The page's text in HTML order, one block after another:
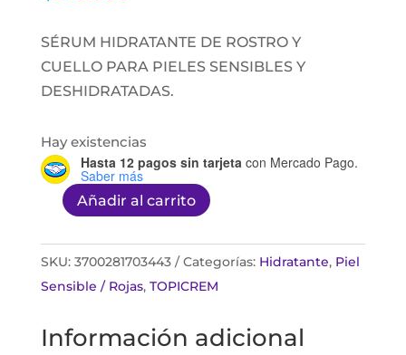
SÉRUM HIDRATANTE DE ROSTRO Y
CUELLO PARA PIELES SENSIBLES Y
DESHIDRATADAS.
Hay existencias
Hasta 12 pagos sin tarjeta con Mercado Pago.
Saber más
HYDRA+
HIDRATANT
SÉRUM
cantidad
Añadir al carrito
SKU: 3700281703443 Categorías: Hidratante, Piel
Sensible / Rojas, TOPICREM
Información adicional